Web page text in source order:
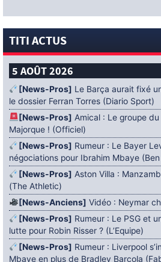
TITI ACTUS
5 AOÛT 2026
[News-Pros] Le Barça aurait fixé
le dossier Ferran Torres (Diario Sport)
[News-Pros] Amical : Le groupe
Majorque ! (Officiel)
[News-Pros] Rumeur : Le Bayer
négociations pour Ibrahim Mbaye
[News-Pros] Aston Villa :
(The Athletic)
[News-Anciens] Vidéo : Neymar
[News-Pros] Rumeur : Le PSG et
lutte pour Robin Risser ? (L’Equipe)
[News-Pros] Rumeur : Liverpool
Mbaye en plus de Bradley Barcola